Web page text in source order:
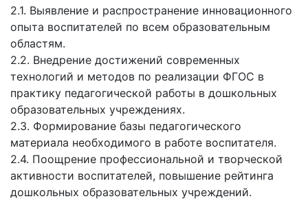
2.1. Выявление и распространение инновационного
опыта воспитателей по всем образовательным
областям.
2.2. Внедрение достижений современных
технологий и методов по реализации ФГОС в
практику педагогической работы в дошкольных
образовательных учреждениях.
2.3. Формирование базы педагогического
материала необходимого в работе воспитателя.
2.4. Поощрение профессиональной и творческой
активности воспитателей, повышение рейтинга
дошкольных образовательных учреждений.